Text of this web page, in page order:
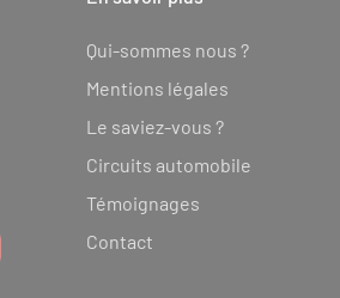
Qui-sommes nous ?
Mentions légales
Le saviez-vous ?
Circuits automobile
Témoignages
Contact